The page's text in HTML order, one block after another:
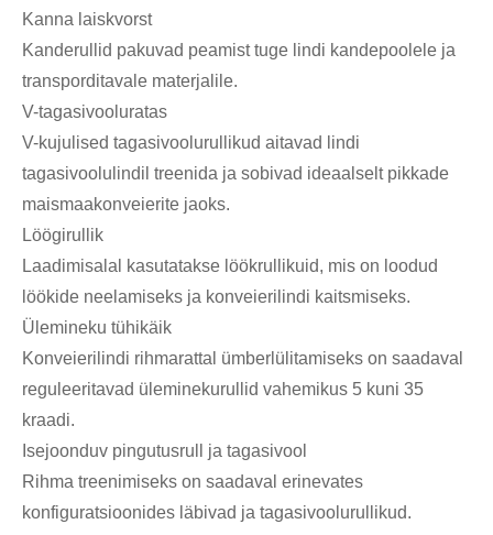
Kanna laiskvorst
Kanderullid pakuvad peamist tuge lindi kandepoolele ja
transporditavale materjalile.
V-tagasivooluratas
V-kujulised tagasivoolurullikud aitavad lindi
tagasivoolulindil treenida ja sobivad ideaalselt pikkade
maismaakonveierite jaoks.
Löögirullik
Laadimisalal kasutatakse löökrullikuid, mis on loodud
löökide neelamiseks ja konveierilindi kaitsmiseks.
Ülemineku tühikäik
Konveierilindi rihmarattal ümberlülitamiseks on saadaval
reguleeritavad üleminekurullid vahemikus 5 kuni 35
kraadi.
Isejoonduv pingutusrull ja tagasivool
Rihma treenimiseks on saadaval erinevates
konfiguratsioonides läbivad ja tagasivoolurullikud.